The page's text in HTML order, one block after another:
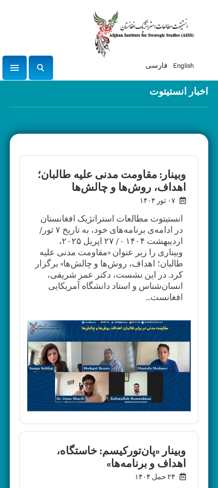
English فارسی
ج
س
ج
اخبار انستیتوت
وبینار: مقاومت مدنی علیه طالبان؛
اهداف، روش‌ها و چالش‌ها
انستیتوت مطالعات استراتژیک افغانستان
در ادامه‌ی برنامه‌های خود، به تاریخ‌ ۷ ثور/
اردیبهشت ۱۴۰۴ - / ۲۷ اپریل ۲۰۲۵،
وبیناری را زیر عنوان «مقاومت مدنی علیه
طالبان؛ اهداف، روش‌ها و چالش‌ها» برگزار
کرد. در این نشست، دکتر عمر شریفی،
انسان‌شناس و استاد دانشگاه آمریکایی
افغانست...
وبینار «پان‌تورکیسم: خاستگاه،
اهداف و برنامه‌ها»